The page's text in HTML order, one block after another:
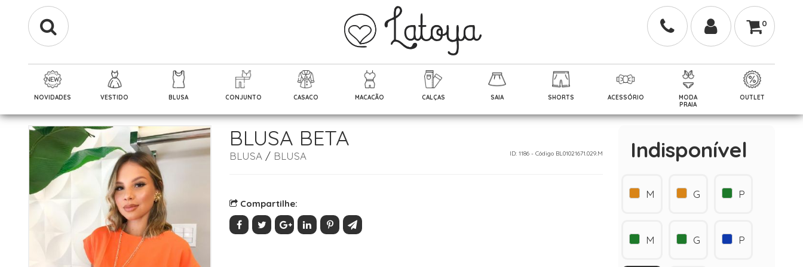
0
NOVIDADES VESTIDO BLUSA CONJUNTO CASACO MACACÃO CALÇAS SAIA SHORTS ACESSÓRIO
MODA
PRAIA
OUTLET
BLUSA BETA
BLUSA / BLUSA ID: 1186 - Código BL01021671.029.M
Compartilhe:
Indisponível
M G P
M G P